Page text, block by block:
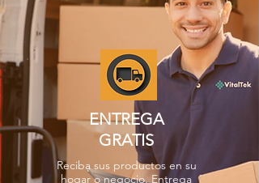
ENTREGA
GRATIS
Reciba sus productos en su
hogar o negocio. Entrega